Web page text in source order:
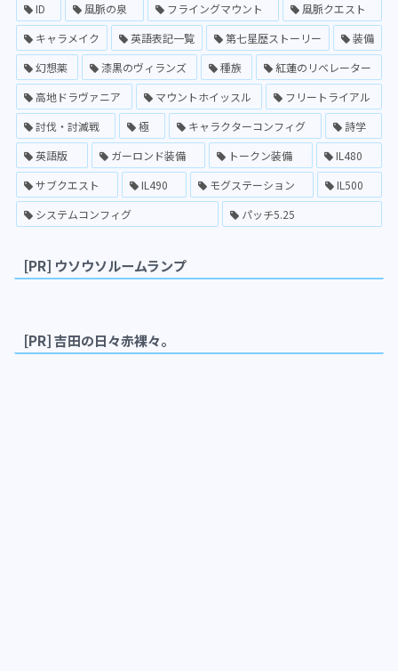
ID
風脈の泉 フライングマウント
風脈クエスト
キャラメイク
英語表記一覧 第七星歴ストーリー
装備
幻想薬
漆黒のヴィランズ 種族
紅蓮のリベレーター
高地ドラヴァニア
マウントホイッスル
フリートライアル
討伐・討滅戦
極 キャラクターコンフィグ
詩学
英語版
ガーロンド装備 トークン装備
IL480
サブクエスト
IL490 モグステーション
IL500
システムコンフィグ
パッチ5.25
[PR] ウソウソルームランプ
[PR] 吉田の日々赤裸々。